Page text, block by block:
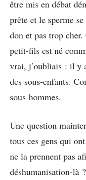
être mis en débat
prête et le sperme
don et pas trop
petit-fils est né
vrai, j’oubliais : il y
des sous-enfants.
sous-hommes.
Une question
tous ces gens qui
ne la prennent pas
déshumanisation-là